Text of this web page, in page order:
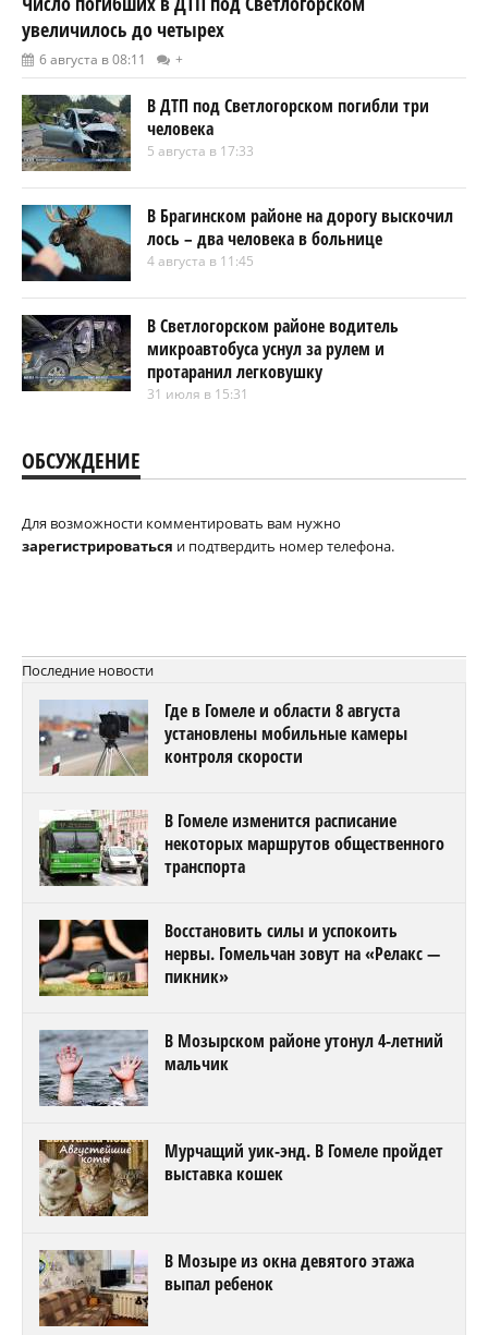
увеличилось до четырех
6 августа в 08:11 +
В ДТП под Светлогорском погибли три
человека
5 августа в 17:33
В Брагинском районе на дорогу выскочил
лось – два человека в больнице
4 августа в 11:45
В Светлогорском районе водитель
микроавтобуса уснул за рулем и
протаранил легковушку
31 июля в 15:31
ОБСУЖДЕНИЕ
Для возможности комментировать вам нужно
зарегистрироваться и подтвердить номер телефона.
Последние новости
Где в Гомеле и области 8 августа
установлены мобильные камеры
контроля скорости
В Гомеле изменится расписание
некоторых маршрутов общественного
транспорта
Восстановить силы и успокоить
нервы. Гомельчан зовут на «Релакс —
пикник»
В Мозырском районе утонул 4-летний
мальчик
Мурчащий уик-энд. В Гомеле пройдет
выставка кошек
В Мозыре из окна девятого этажа
выпал ребенок